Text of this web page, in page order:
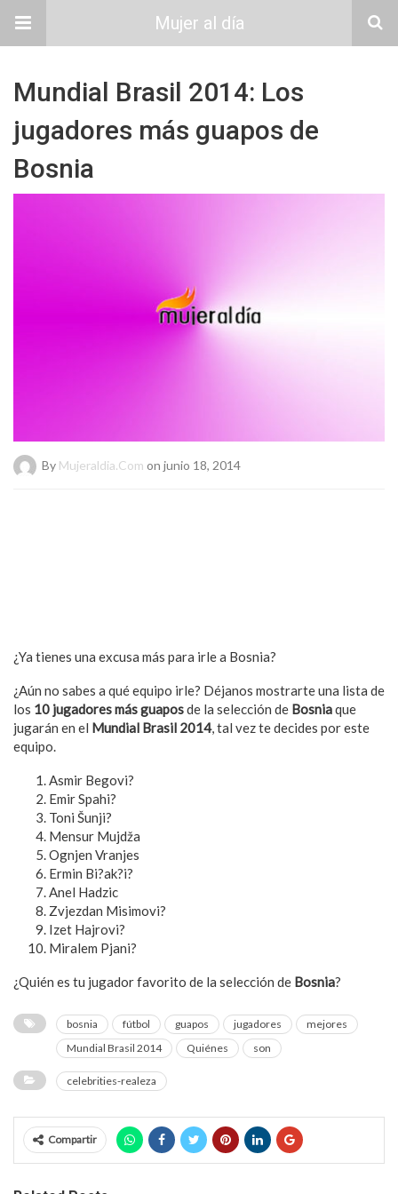
Mujer al día
Mundial Brasil 2014: Los
jugadores más guapos de
Bosnia
By Mujeraldia.com on junio 18, 2014
¿Ya tienes una excusa más para irle a Bosnia?
¿Aún no sabes a qué equipo irle? Déjanos mostrarte una lista de
los 10 jugadores más guaposde la selección de Bosniaque
jugarán en el Mundial Brasil 2014, tal vez te decides por este
equipo.
Asmir Begovi?
Emir Spahi?
Toni Šunji?
Mensur Mujdža
Ognjen Vranjes
Ermin Bi?ak?i?
Anel Hadzic
Zvjezdan Misimovi?
Izet Hajrovi?
Miralem Pjani?
¿Quién es tu jugador favorito de la selección de Bosnia?
bosnia fútbol guapos jugadores
mejores
Mundial Brasil 2014
Quiénes son
celebrities-realeza
Compartir